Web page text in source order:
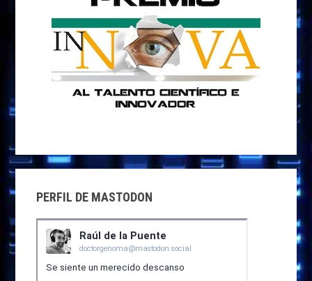
PERFIL DE MASTODON